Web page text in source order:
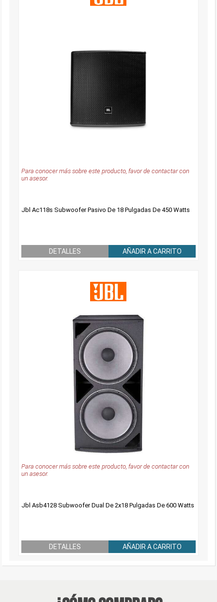
Para conocer más sobre este producto, favor de contactar con
un asesor.
Jbl Ac118s Subwoofer Pasivo De 18 Pulgadas De 450 Watts
DETALLES AÑADIR A CARRITO
Para conocer más sobre este producto, favor de contactar con
un asesor.
Jbl Asb4128 Subwoofer Dual De 2x18 Pulgadas De 600 Watts
DETALLES AÑADIR A CARRITO